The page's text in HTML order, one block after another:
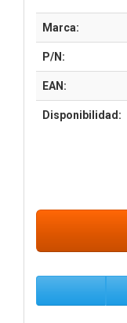
Marca:
P/N:
EAN:
Disponibilidad: